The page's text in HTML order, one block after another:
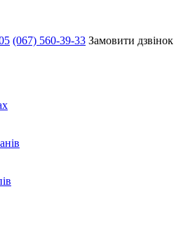
(067) 560-39-33 Замовити дзвінок